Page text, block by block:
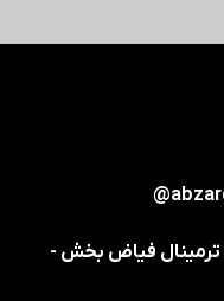
ترمینال فیاض بخش -